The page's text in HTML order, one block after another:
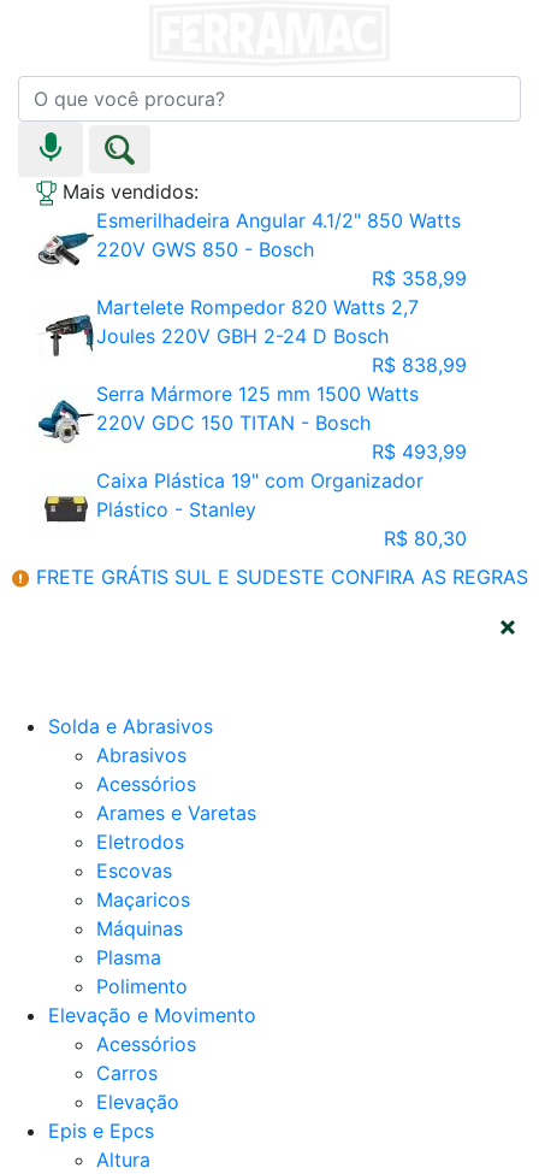
Mais vendidos:
Esmerilhadeira Angular 4.1/2" 850 Watts
220V GWS 850 - Bosch
R$ 358,99
Martelete Rompedor 820 Watts 2,7
Joules 220V GBH 2-24 D Bosch
R$ 838,99
Serra Mármore 125 mm 1500 Watts
220V GDC 150 TITAN - Bosch
R$ 493,99
Caixa Plástica 19" com Organizador
Plástico - Stanley
R$ 80,30
FRETE GRÁTIS SUL E SUDESTE CONFIRA AS REGRAS
Solda e Abrasivos
Abrasivos
Acessórios
Arames e Varetas
Eletrodos
Escovas
Maçaricos
Máquinas
Plasma
Polimento
Elevação e Movimento
Acessórios
Carros
Elevação
Epis e Epcs
Altura